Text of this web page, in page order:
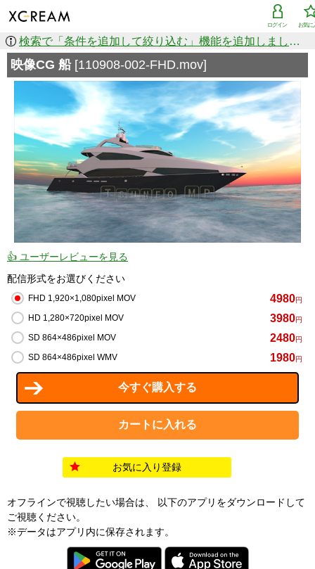
お気に
ログイン
検索で「条件を追加して絞り込む」機能を追加しました！
映像CG 船 [110908-002-FHD.mov]
👍 ユーザーレビューを見る
配信形式をお選びください
FHD 1,920×1,080pixel MOV 4980円
HD 1,280×720pixel MOV 3980円
SD 864×486pixel MOV 2480円
SD 864×486pixel WMV 1980円
お気に入り登録
オフラインで視聴したい場合は、 以下のアプリをダウンロードして
ご視聴ください。
※データはアプリ内に保存されます。